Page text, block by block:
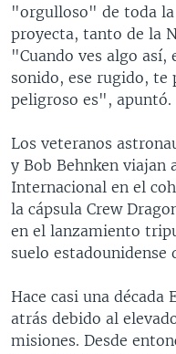
"orgulloso" de toda
proyecta, tanto de la
"Cuando ves algo así,
sonido, ese rugido, te
peligroso es", apuntó.
Los veteranos
y Bob Behnken viajan
Internacional en el
la cápsula Crew
en el lanzamiento
suelo estadounidense
Hace casi una década
atrás debido al
misiones. Desde